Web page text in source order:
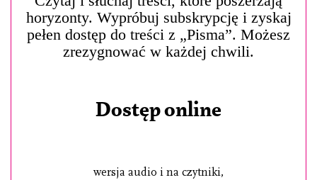
horyzonty. Wypróbuj subskrypcję i zyskaj
pełen dostęp do treści z „Pisma”. Możesz
zrezygnować w każdej chwili.
Dostęp online
wersja audio i na czytniki,